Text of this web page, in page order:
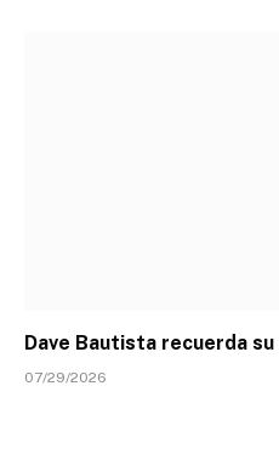
Dave Bautista recuerda
07/29/2026